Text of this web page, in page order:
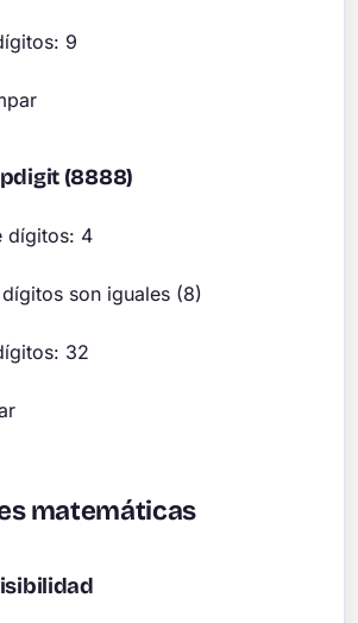
9
(8888)
dígitos: 4
son iguales (8)
32
matemáticas